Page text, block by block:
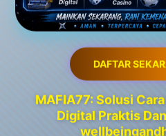
DAFTAR
MAFIA77: Solusi
Digital Praktis